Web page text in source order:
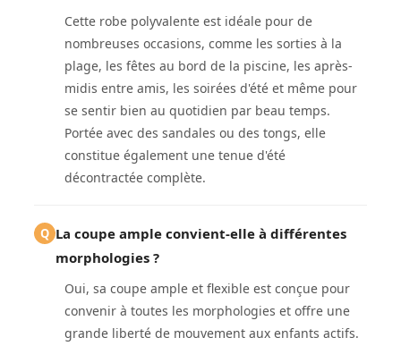
Cette robe polyvalente est idéale pour de
nombreuses occasions, comme les sorties à la
plage, les fêtes au bord de la piscine, les après-
midis entre amis, les soirées d'été et même pour
se sentir bien au quotidien par beau temps.
Portée avec des sandales ou des tongs, elle
constitue également une tenue d'été
décontractée complète.
Q La coupe ample convient-elle à différentes
morphologies ?
Oui, sa coupe ample et flexible est conçue pour
convenir à toutes les morphologies et offre une
grande liberté de mouvement aux enfants actifs.